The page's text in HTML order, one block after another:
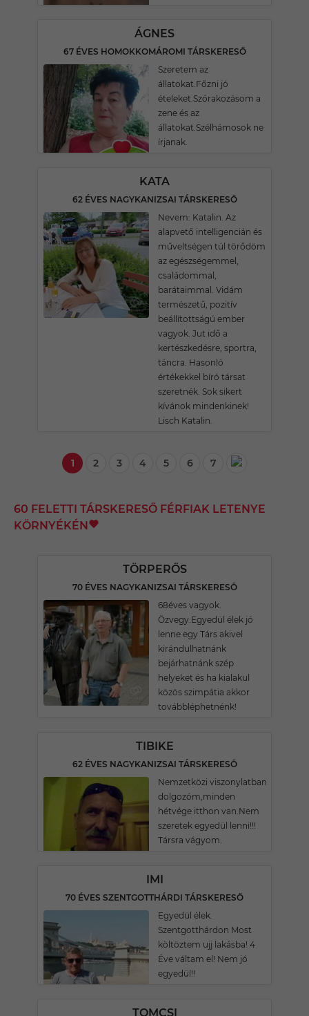
ÁGNES
67 ÉVES HOMOKKOMÁROMI TÁRSKERESŐ
Szeretem az
állatokat.Főzni jó
ételeket.Szórakozásom a
zene és az
állatokat.Szélhámosok ne
írjanak.
KATA
62 ÉVES NAGYKANIZSAI TÁRSKERESŐ
Nevem: Katalin. Az
alapvető intelligencián és
műveltségen túl törődöm
az egészségemmel,
családommal,
barátaimmal. Vidám
természetű, pozitív
beállítottságú ember
vagyok. Jut idő a
kertészkedésre, sportra,
táncra. Hasonló
értékekkel bíró társat
szeretnék. Sok sikert
kívánok mindenkinek!
Lisch Katalin.
1 2 3 4 5 6 7
60 FELETTI TÁRSKERESŐ FÉRFIAK LETENYE
KÖRNYÉKÉN
TÖRPERŐS
70 ÉVES NAGYKANIZSAI TÁRSKERESŐ
68éves vagyok.
Özvegy.Egyedül élek jó
lenne egy Társ akivel
kirándulhatnánk
bejárhatnánk szép
helyeket és ha kialakul
közös szimpátia akkor
továbbléphetnénk!
TIBIKE
62 ÉVES NAGYKANIZSAI TÁRSKERESŐ
Nemzetközi viszonylatban
dolgozóm,minden
hétvége itthon van.Nem
szeretek egyedül lenni!!!
Társra vágyom.
IMI
70 ÉVES SZENTGOTTHÁRDI TÁRSKERESŐ
Egyedül élek.
Szentgotthárdon Most
költöztem ujj lakásba! 4
Éve váltam el! Nem jó
egyedül!!
TOMCSI